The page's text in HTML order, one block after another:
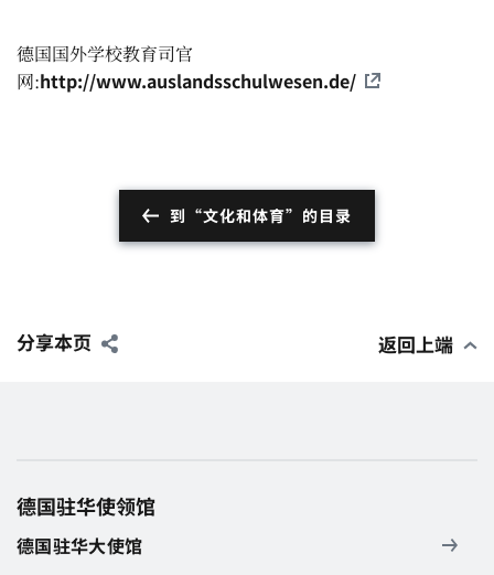
德国国外学校教育司官
网:http://www.auslandsschulwesen.de/
到“文化和体育”的目录
分享本页 返回上端
德国驻华使领馆
德国驻华大使馆